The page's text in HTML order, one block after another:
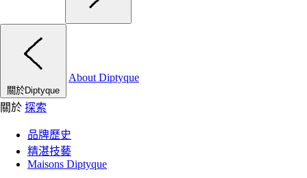
關於Diptyque
About Diptyque
關於 探索
品牌歷史
精湛技藝
Maisons Diptyque